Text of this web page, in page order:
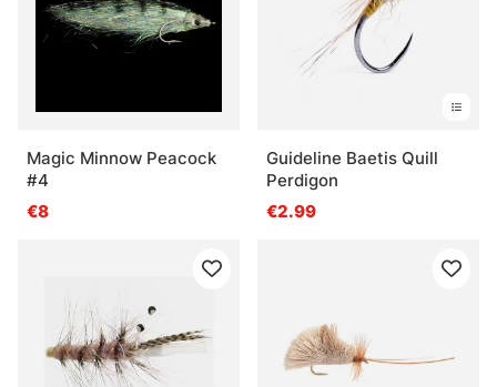
Magic Minnow Peacock
#4
€8
Guideline Baetis Quill
Perdigon
€2.99